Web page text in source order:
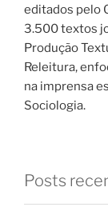
editados pelo
3.500 textos
Produção
Releitura,
na imprensa
Sociologia.
Posts